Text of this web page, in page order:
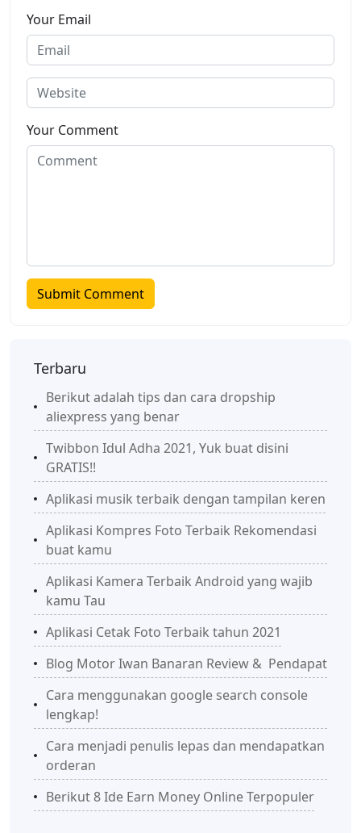
Your Email
Your Comment
Terbaru
Berikut adalah tips dan cara dropship
aliexpress yang benar
Twibbon Idul Adha 2021, Yuk buat disini
GRATIS!!
Aplikasi musik terbaik dengan tampilan keren
Aplikasi Kompres Foto Terbaik Rekomendasi
buat kamu
Aplikasi Kamera Terbaik Android yang wajib
kamu Tau
Aplikasi Cetak Foto Terbaik tahun 2021
Blog Motor Iwan Banaran Review & Pendapat
Cara menggunakan google search console
lengkap!
Cara menjadi penulis lepas dan mendapatkan
orderan
Berikut 8 Ide Earn Money Online Terpopuler